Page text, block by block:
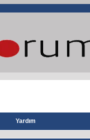
Yardım